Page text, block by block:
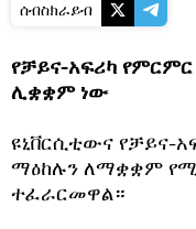
ሰብስክራይብ
የቻይና-አፍሪካ የምርምር
ሊቋቋም ነው
ዩኒቨርሲቲውና የቻይና-
ማዕከሉን ለማቋቋም
ተፈራርመዋል።